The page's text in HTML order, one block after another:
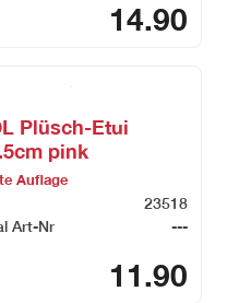
14.90
Plüsch-Etui
pink
Auflage
23518
Art-Nr
---
11.90